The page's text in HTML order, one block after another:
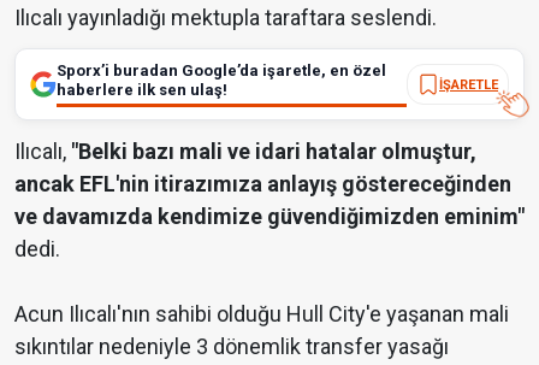
Ilıcalı yayınladığı mektupla taraftara seslendi.
Sporx’i buradan Google’da işaretle, en özel
haberlere ilk sen ulaş!
İŞARETLE
Ilıcalı, "Belki bazı mali ve idari hatalar olmuştur,
ancak EFL'nin itirazımıza anlayış göstereceğinden
ve davamızda kendimize güvendiğimizden eminim"
dedi.
Acun Ilıcalı'nın sahibi olduğu Hull City'e yaşanan mali
sıkıntılar nedeniyle 3 dönemlik transfer yasağı